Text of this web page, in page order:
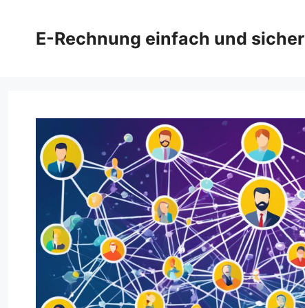
springenE-Rechnung einfach und sicher